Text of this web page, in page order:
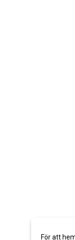
För att